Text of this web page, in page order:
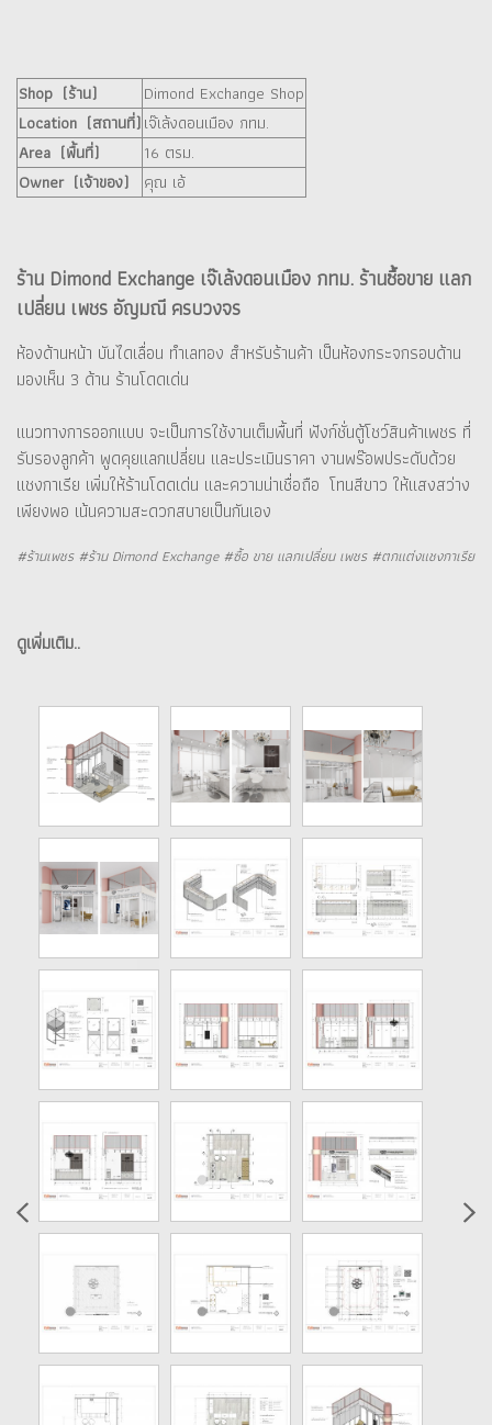
Shop (ร้าน)
Dimond Exchange Shop
Location (สถานที่)เจ๊เล้งดอนเมือง กทม.
Area (พื้นที่)
16 ตรม.
Owner (เจ้าของ)
คุณ เอ้
ร้าน Dimond Exchange เจ๊เล้งดอนเมือง กทม. ร้านซื้อขาย แลก
เปลี่ยน เพชร อัญมณี ครบวงจร
ห้องด้านหน้า บันไดเลื่อน ทำเลทอง สำหรับร้านค้า เป็นห้องกระจกรอบด้าน
มองเห็น 3 ด้าน ร้านโดดเด่น
แนวทางการออกแบบ จะเป็นการใช้งานเต็มพื้นที่ ฟังก์ชั่นตู้โชว์สินค้าเพชร ที่
รับรองลูกค้า พูดคุยแลกเปลี่ยน และประเมินราคา งานพร๊อพประดับด้วย
แชงกาเรีย เพิ่มให้ร้านโดดเด่น และความน่าเชื่อถือ โทนสีขาว ให้แสงสว่าง
เพียงพอ เน้นความสะดวกสบายเป็นกันเอง
#ร้านเพชร #ร้าน Dimond Exchange #ซื้อ ขาย แลกเปลี่ยน เพชร #ตกแต่งแชงกาเรีย
ดูเพิ่มเติม..